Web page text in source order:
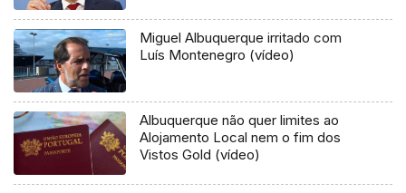
Miguel Albuquerque irritado com
Luís Montenegro (vídeo)
Albuquerque não quer limites ao
Alojamento Local nem o fim dos
Vistos Gold (vídeo)